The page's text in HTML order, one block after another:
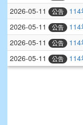
910謝尚橙
910呂芃澔